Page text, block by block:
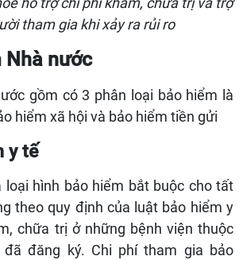
tham gia khi xảy ra rủi ro
Nhà nước
gồm có 3 phân loại bảo hiểm là
hiểm xã hội và bảo hiểm tiền gửi
y tế
loại hình bảo hiểm bắt buộc cho tất
theo quy định của luật bảo hiểm y
chữa trị ở những bệnh viện thuộc
đăng ký. Chi phí tham gia bảo